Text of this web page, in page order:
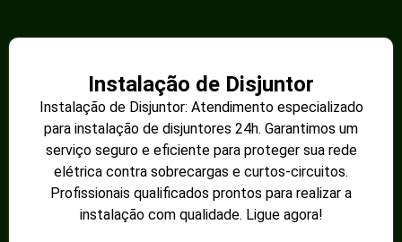
Instalação de Disjuntor
Instalação de Disjuntor: Atendimento especializado
para instalação de disjuntores 24h. Garantimos um
serviço seguro e eficiente para proteger sua rede
elétrica contra sobrecargas e curtos-circuitos.
Profissionais qualificados prontos para realizar a
instalação com qualidade. Ligue agora!